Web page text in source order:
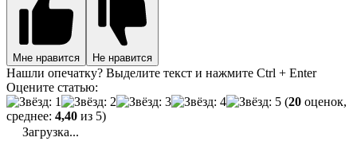
Мне нравится Не нравится
Нашли опечатку? Выделите текст и нажмите Ctrl + Enter
Оцените статью:
(20 оценок,
среднее: 4,40 из 5)
Загрузка...